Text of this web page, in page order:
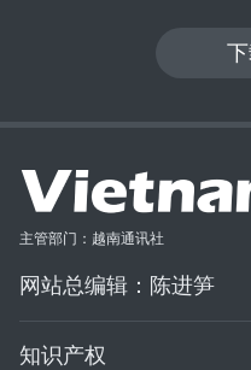
主管部门：越南通讯社
网站总编辑：陈进笋
知识产权